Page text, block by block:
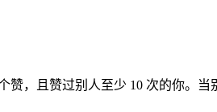
赞，且赞过别人至少 10 次的你。